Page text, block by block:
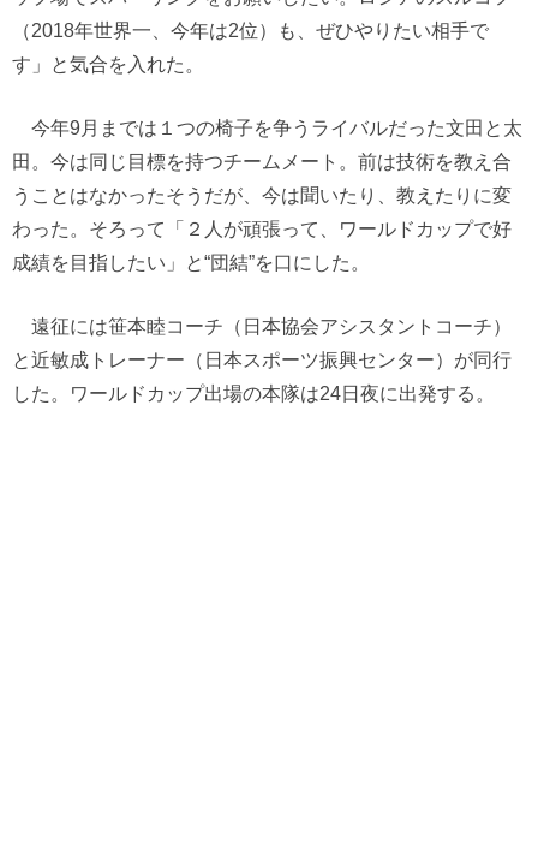
（2018年世界一、今年は2位）も、ぜひやりたい相手で
す」と気合を入れた。
今年9月までは１つの椅子を争うライバルだった文田と太
田。今は同じ目標を持つチームメート。前は技術を教え合
うことはなかったそうだが、今は聞いたり、教えたりに変
わった。そろって「２人が頑張って、ワールドカップで好
成績を目指したい」と“団結”を口にした。
遠征には笹本睦コーチ（日本協会アシスタントコーチ）
と近敏成トレーナー（日本スポーツ振興センター）が同行
した。ワールドカップ出場の本隊は24日夜に出発する。